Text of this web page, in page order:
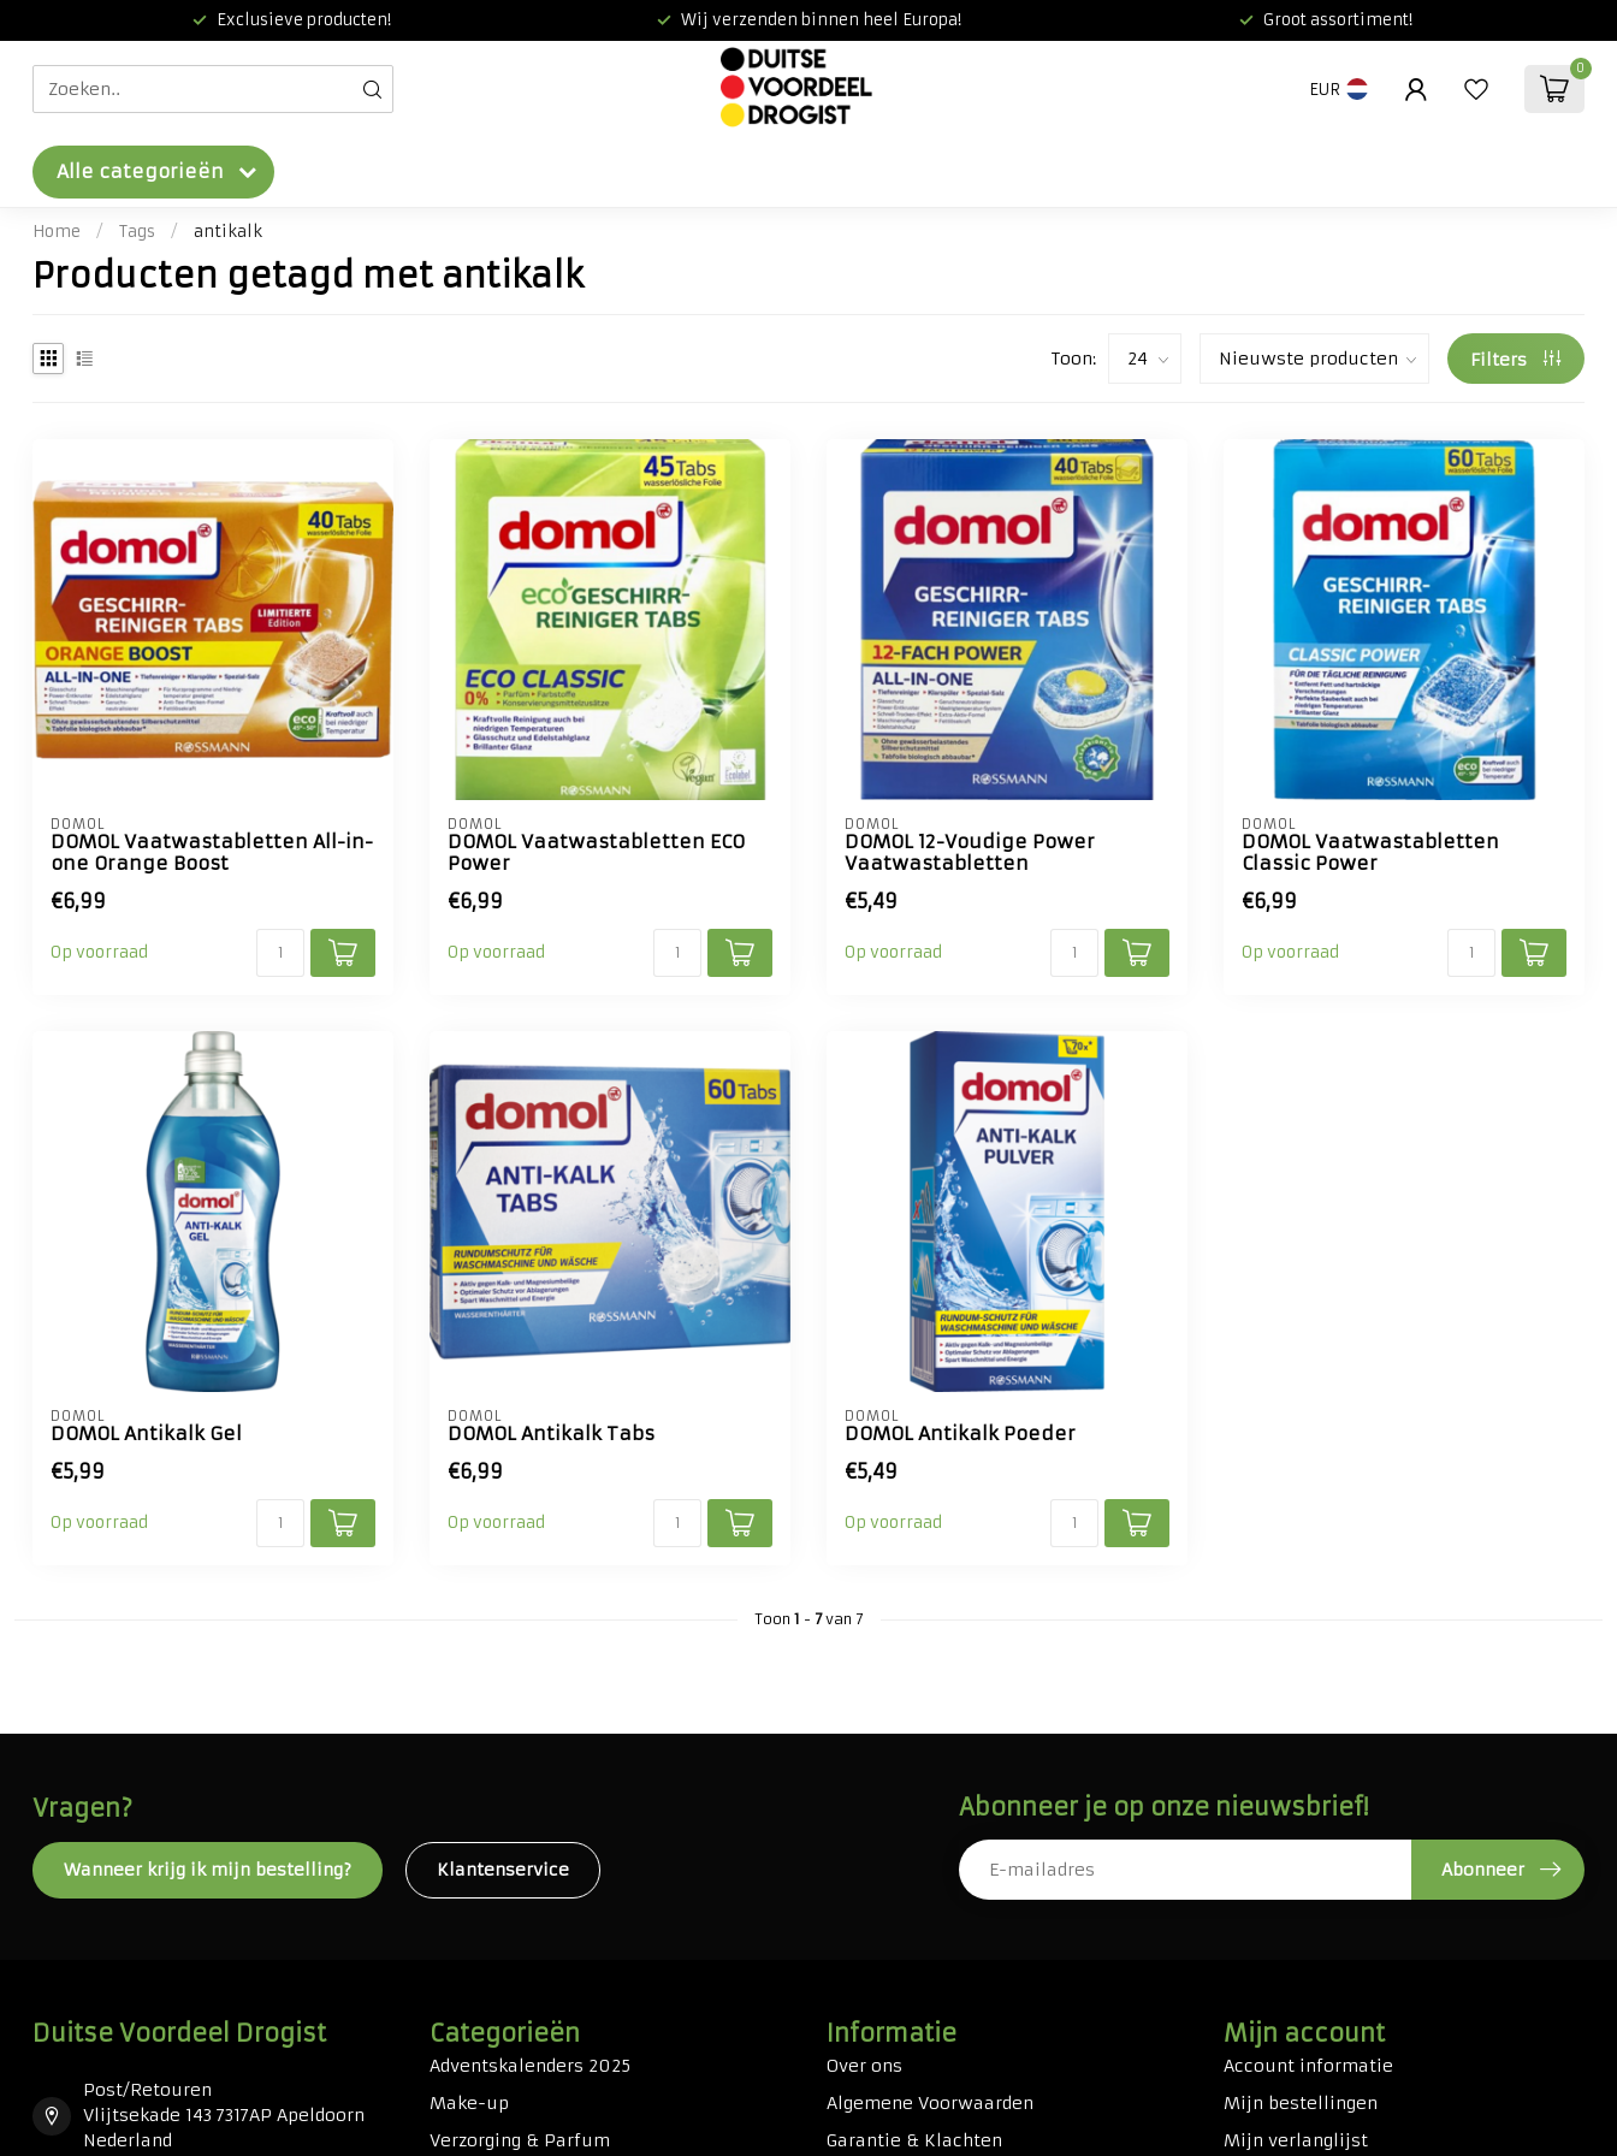
Exclusieve producten! Wij verzenden binnen heel Europa! Groot assortiment!
EUR
0
Alle categorieën
Home / Tags / antikalk
Producten getagd met antikalk
Toon: Filters
DOMOL
DOMOL Vaatwastabletten All-in-
one Orange Boost
€6,99
Op voorraad
DOMOL
DOMOL Vaatwastabletten ECO
Power
€6,99
Op voorraad
DOMOL
DOMOL 12-Voudige Power
Vaatwastabletten
€5,49
Op voorraad
DOMOL
DOMOL Vaatwastabletten
Classic Power
€6,99
Op voorraad
DOMOL
DOMOL Antikalk Gel
€5,99
Op voorraad
DOMOL
DOMOL Antikalk Tabs
€6,99
Op voorraad
DOMOL
DOMOL Antikalk Poeder
€5,49
Op voorraad
Toon 1 - 7van 7
Vragen?
Wanneer krijg ik mijn bestelling? Klantenservice
Abonneer je op onze nieuwsbrief!
Abonneer
Duitse Voordeel Drogist
Post/Retouren
Vlijtsekade 143 7317AP Apeldoorn
Nederland
Categorieën
Adventskalenders 2025
Make-up
Verzorging & Parfum
Informatie
Over ons
Algemene Voorwaarden
Garantie & Klachten
Mijn account
Account informatie
Mijn bestellingen
Mijn verlanglijst